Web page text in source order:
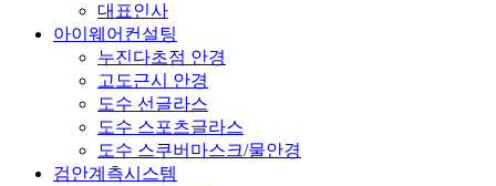
대표인사
아이웨어컨설팅
누진다초점 안경
고도근시 안경
도수 선글라스
도수 스포츠글라스
도수 스쿠버마스크/물안경
검안계측시스템